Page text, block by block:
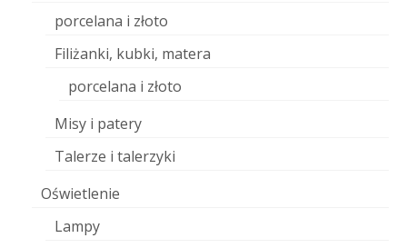
porcelana i złoto
Filiżanki, kubki, matera
porcelana i złoto
Misy i patery
Talerze i talerzyki
Oświetlenie
Lampy